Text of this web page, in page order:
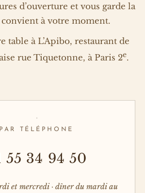
d’ouverture et vous garde la
à votre moment.
table à L’Apibo, restaurant de
rue Tiquetonne, à Paris 2e.
PAR TÉLÉPHONE
55 34 94 50
et mercredi · dîner du mardi au